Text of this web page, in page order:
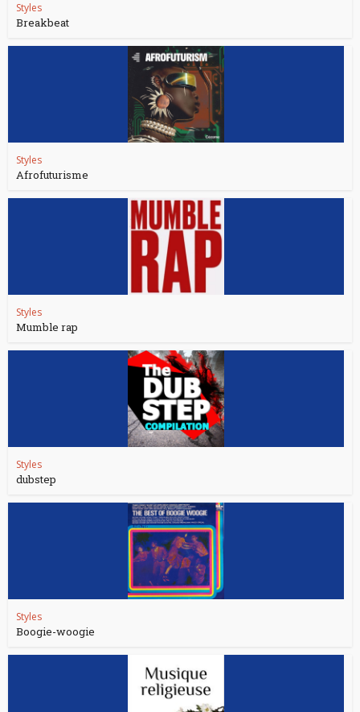
Styles
Breakbeat
Styles
Afrofuturisme
Styles
Mumble rap
Styles
dubstep
Styles
Boogie-woogie